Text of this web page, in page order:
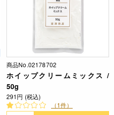
商品No.02178702
ホイップクリームミックス /
50g
291円 (税込)
（1件）